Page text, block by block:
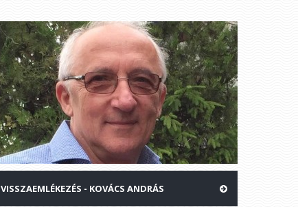
VISSZAEMLÉKEZÉS - KOVÁCS ANDRÁS